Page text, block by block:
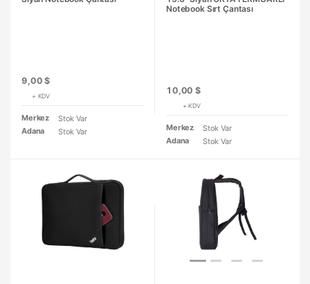
9,00 $
+ KDV
Merkez
Stok Var
Adana
Stok Var
Notebook Sırt Çantası
10,00 $
+ KDV
Merkez
Stok Var
Adana
Stok Var